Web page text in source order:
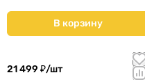
В корзину
21 499 ₽/шт